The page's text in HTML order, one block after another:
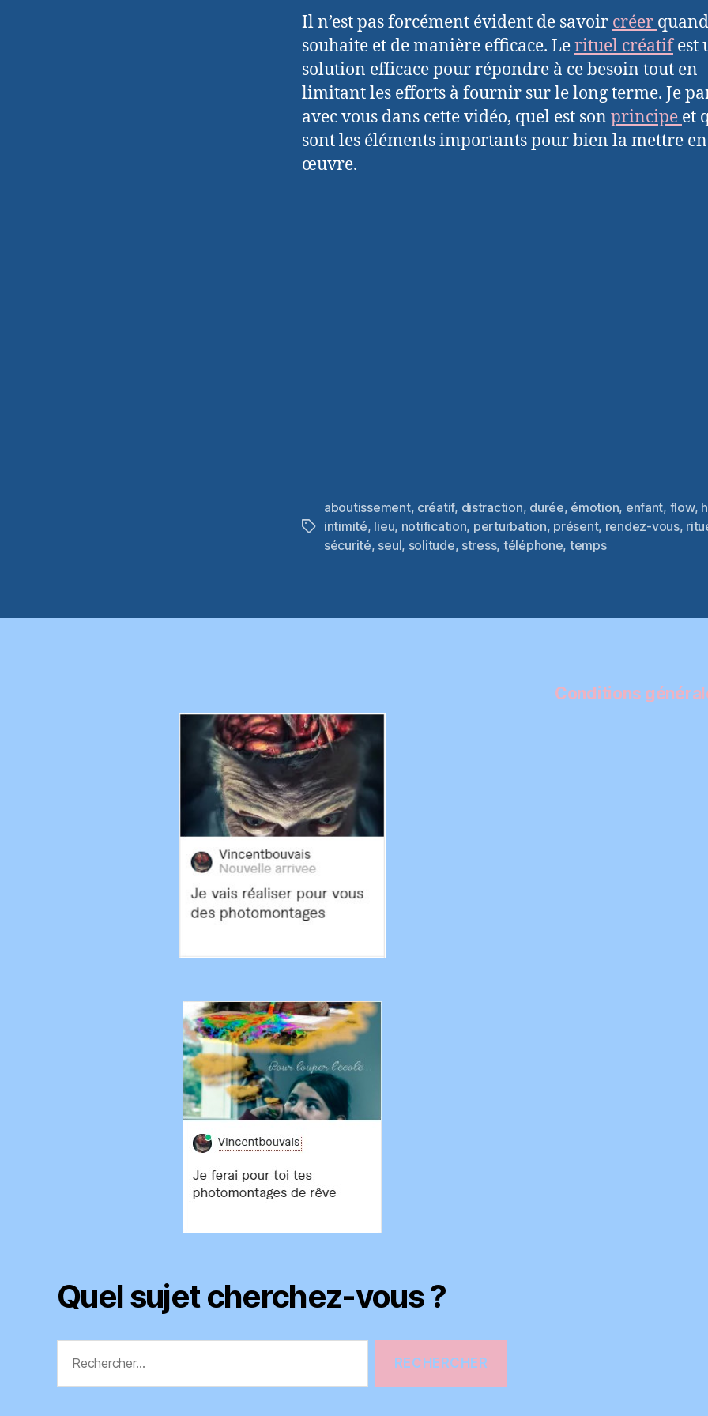
Il n’est pas forcément évident de savoir créer
souhaite et de manière efficace. Lerituel créatifest
solution efficace pour répondre à ce besoin tout en
limitant les efforts à fournir sur le long terme. Je
avec vous dans cette vidéo, quel est son principe et
sont les éléments importants pour bien la mettre en
œuvre.
Étiquettes
aboutissement, créatif, distraction, durée, émotion, enfant, flow,
intimité, lieu, notification, perturbation, présent, rendez-vous,
sécurité, seul, solitude, stress, téléphone, temps
Quel sujet cherchez-vous ?
Conditions